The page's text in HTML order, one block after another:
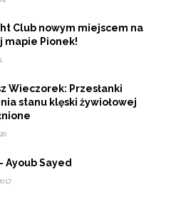
Club nowym miejscem na
mapie Pionek!
Wieczorek: Przesłanki
stanu klęski żywiołowej
Ayoub Sayed